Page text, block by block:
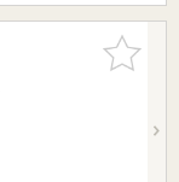
お気に入
りに追加